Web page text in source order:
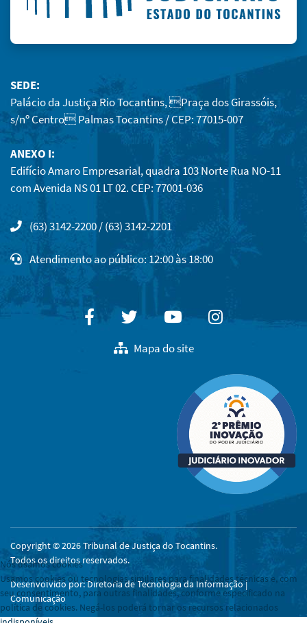
SEDE:
Palácio da Justiça Rio Tocantins, Praça dos Girassóis,
s/nº Centro Palmas Tocantins / CEP: 77015-007
ANEXO I:
Edifício Amaro Empresarial, quadra 103 Norte Rua NO-11
com Avenida NS 01 LT 02. CEP: 77001-036
(63) 3142-2200 / (63) 3142-2201
Atendimento ao público: 12:00 às 18:00
FacebookTwitterYoutubeInstagram
Mapa do site
Copyright © 2026 Tribunal de Justiça do Tocantins.
Todos os direitos reservados.
Desenvolvido por: Diretoria de Tecnologia da Informação |
Comunicação
Nós usamos cookies
Usamos cookies ou tecnologias similares para finalidades técnicas e, com
seu consentimento, para outras finalidades, conforme especificado na
política de cookies. Negá-los poderá tornar os recursos relacionados